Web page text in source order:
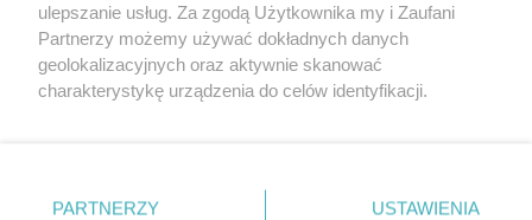
ulepszanie usług. Za zgodą Użytkownika my i Zaufani
Partnerzy możemy używać dokładnych danych
geolokalizacyjnych oraz aktywnie skanować
charakterystykę urządzenia do celów identyfikacji.
zmienić/wycofać klikając przycisk ustawień prywatności
PARTNERZY USTAWIENIA